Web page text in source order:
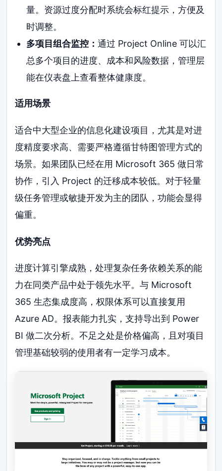
量。资源过度分配时系统会标红提示，方便及
时调整。
多项目组合监控： 通过 Project Online 可以汇
总多个项目的进度、成本和风险数据，管理层
能在仪表盘上查看整体健康度。
适用场景
适合中大型企业的信息化建设项目，尤其是对进
度精度要求高、需要严格遵循甘特图管理方式的
场景。如果团队已经在用 Microsoft 365 做日常
协作，引入 Project 的迁移成本较低。对于轻量
级任务管理或敏捷开发为主的团队，功能会显得
偏重。
优势亮点
进度计算引擎成熟，处理复杂任务依赖关系的能
力在同类产品中处于领先水平。与 Microsoft
365 生态集成度高，权限体系可以直接复用
Azure AD。报表能力扎实，支持导出到 Power
BI 做二次分析。不足之处是价格偏高，且对项目
管理基础较弱的使用者有一定学习成本。